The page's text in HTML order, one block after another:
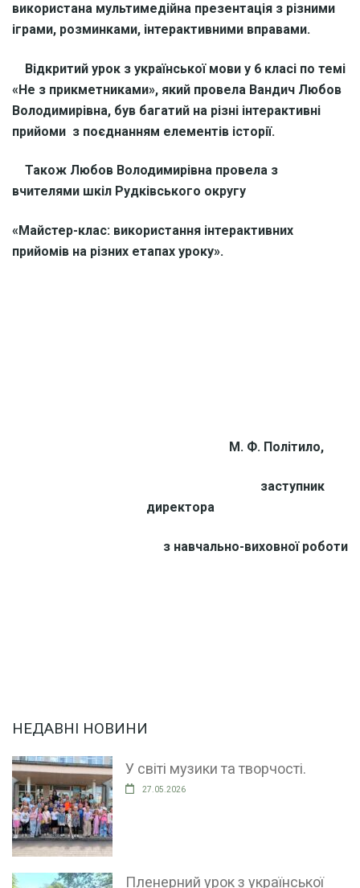
використана мультимедійна презентація з різними
іграми, розминками, інтерактивними вправами.
Відкритий урок з української мови у 6 класі по темі
«Не з прикметниками», який провела Вандич Любов
Володимирівна, був багатий на різні інтерактивні
прийоми з поєднанням елементів історії.
Також Любов Володимирівна провела з
вчителями шкіл Рудківського округу
«Майстер-клас: використання інтерактивних
прийомів на різних етапах уроку».
М. Ф. Політило,
заступник
директора
з навчально-виховної роботи
НЕДАВНІ НОВИНИ
У світі музики та творчості.
27.05.2026
Пленерний урок з української